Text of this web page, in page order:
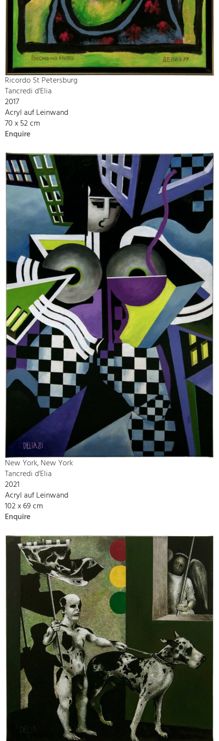
Ricordo St Petersburg
Tancredi d'Elia
2017
Acryl auf Leinwand
70 x 52 cm
Enquire
New York, New York
Tancredi d'Elia
2021
Acryl auf Leinwand
102 x 69 cm
Enquire